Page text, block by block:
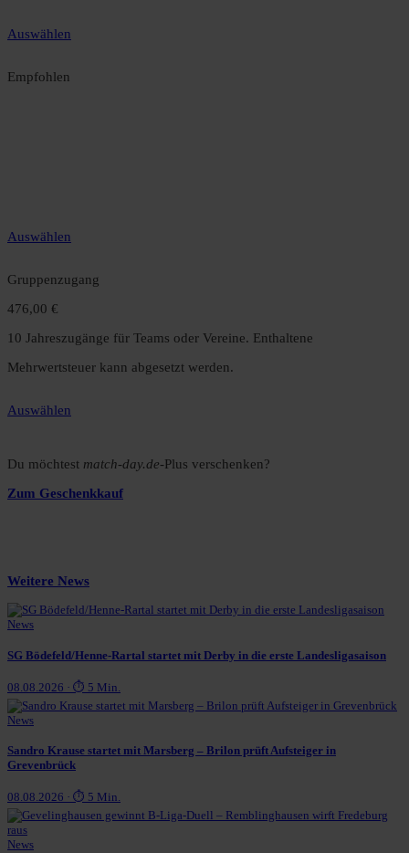
Auswählen
Empfohlen
Auswählen
Gruppenzugang
476,00 €
10 Jahreszugänge für Teams oder Vereine. Enthaltene
Mehrwertsteuer kann abgesetzt werden.
Auswählen
Du möchtest match-day.de-Plus verschenken?
Zum Geschenkkauf
Weitere News
News
SG Bödefeld/Henne-Rartal startet mit Derby in die erste Landesligasaison
08.08.2026 · ⏱ 5 Min.
News
Sandro Krause startet mit Marsberg – Brilon prüft Aufsteiger in
Grevenbrück
08.08.2026 · ⏱ 5 Min.
News